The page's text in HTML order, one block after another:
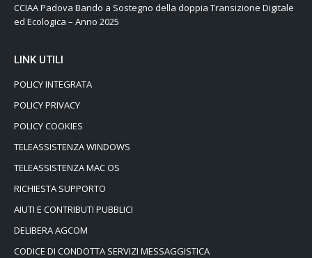
CCIAA Padova Bando a Sostegno della doppia Transizione Digitale
ed Ecologica – Anno 2025
LINK UTILI
POLICY INTEGRATA
POLICY PRIVACY
POLICY COOKIES
TELEASSISTENZA WINDOWS
TELEASSISTENZA MAC OS
RICHIESTA SUPPORTO
AIUTI E CONTRIBUTI PUBBLICI
DELIBERA AGCOM
CODICE DI CONDOTTA SERVIZI MESSAGGISTICA